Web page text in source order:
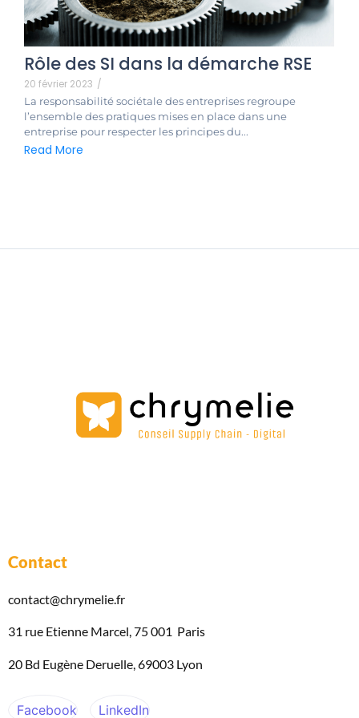
Rôle des SI dans la démarche RSE
20 février 2023 /
La responsabilité sociétale des entreprises regroupe
l’ensemble des pratiques mises en place dans une
entreprise pour respecter les principes du...
Read More
Contact
contact@chrymelie.fr
31 rue Etienne Marcel, 75 001 Paris
20 Bd Eugène Deruelle, 69003 Lyon
Facebook LinkedIn